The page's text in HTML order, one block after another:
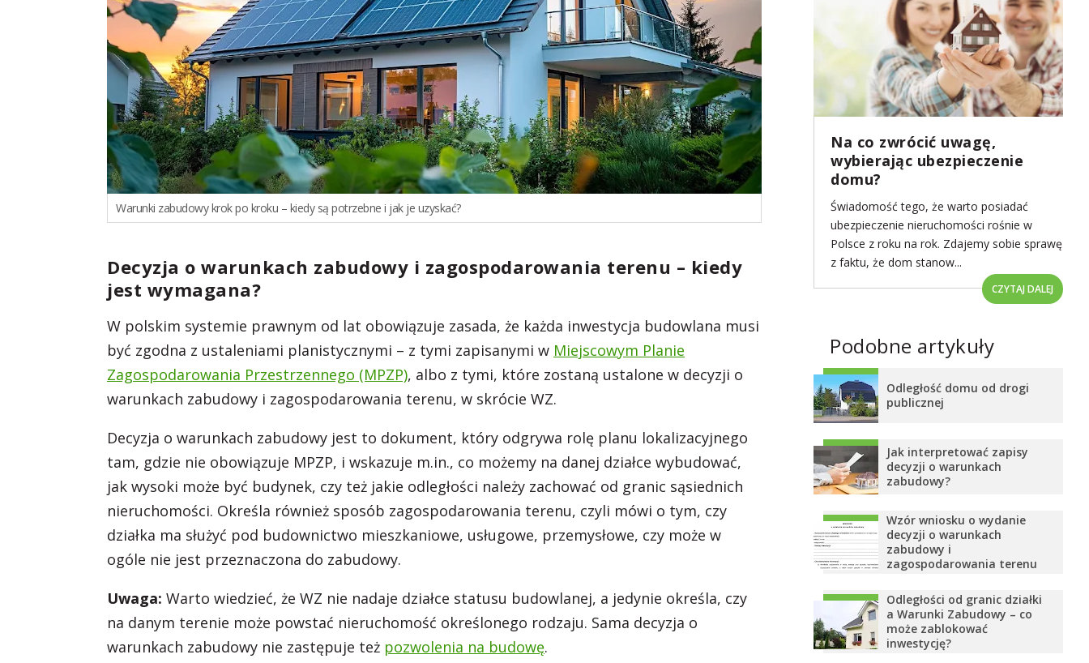
Warunki zabudowy krok po kroku – kiedy są potrzebne i jak je uzyskać?
Decyzja o warunkach zabudowy i zagospodarowania terenu – kiedy
jest wymagana?
W polskim systemie prawnym od lat obowiązuje zasada, że każda inwestycja budowlana musi
być zgodna z ustaleniami planistycznymi – z tymi zapisanymi w Miejscowym Planie
Zagospodarowania Przestrzennego (MPZP), albo z tymi, które zostaną ustalone w decyzji o
warunkach zabudowy i zagospodarowania terenu, w skrócie WZ.
Decyzja o warunkach zabudowy jest to dokument, który odgrywa rolę planu lokalizacyjnego
tam, gdzie nie obowiązuje MPZP, i wskazuje m.in., co możemy na danej działce wybudować,
jak wysoki może być budynek, czy też jakie odległości należy zachować od granic sąsiednich
nieruchomości. Określa również sposób zagospodarowania terenu, czyli mówi o tym, czy
działka ma służyć pod budownictwo mieszkaniowe, usługowe, przemysłowe, czy może w
ogóle nie jest przeznaczona do zabudowy.
Uwaga: Warto wiedzieć, że WZ nie nadaje działce statusu budowlanej, a jedynie określa, czy
na danym terenie może powstać nieruchomość określonego rodzaju. Sama decyzja o
warunkach zabudowy nie zastępuje też pozwolenia na budowę.
Na co zwrócić uwagę,
wybierając ubezpieczenie
domu?
Świadomość tego, że warto posiadać
ubezpieczenie nieruchomości rośnie w
Polsce z roku na rok. Zdajemy sobie sprawę
z faktu, że dom stanow...
CZYTAJ DALEJ
Podobne artykuły
Odległość domu od drogi
publicznej
Jak interpretować zapisy
decyzji o warunkach
zabudowy?
Wzór wniosku o wydanie
decyzji o warunkach
zabudowy i
zagospodarowania terenu
Odległości od granic działki
a Warunki Zabudowy – co
może zablokować
inwestycję?